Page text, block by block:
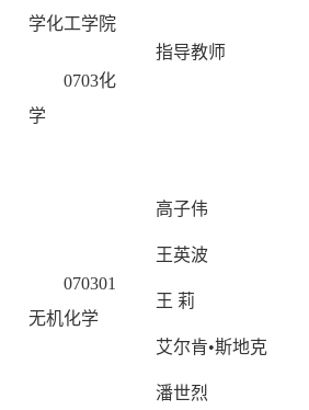
学化工学院
指导教师
0703化
学
070301
无机化学
高子伟
王英波
王 莉
艾尔肯•斯地克
潘世烈